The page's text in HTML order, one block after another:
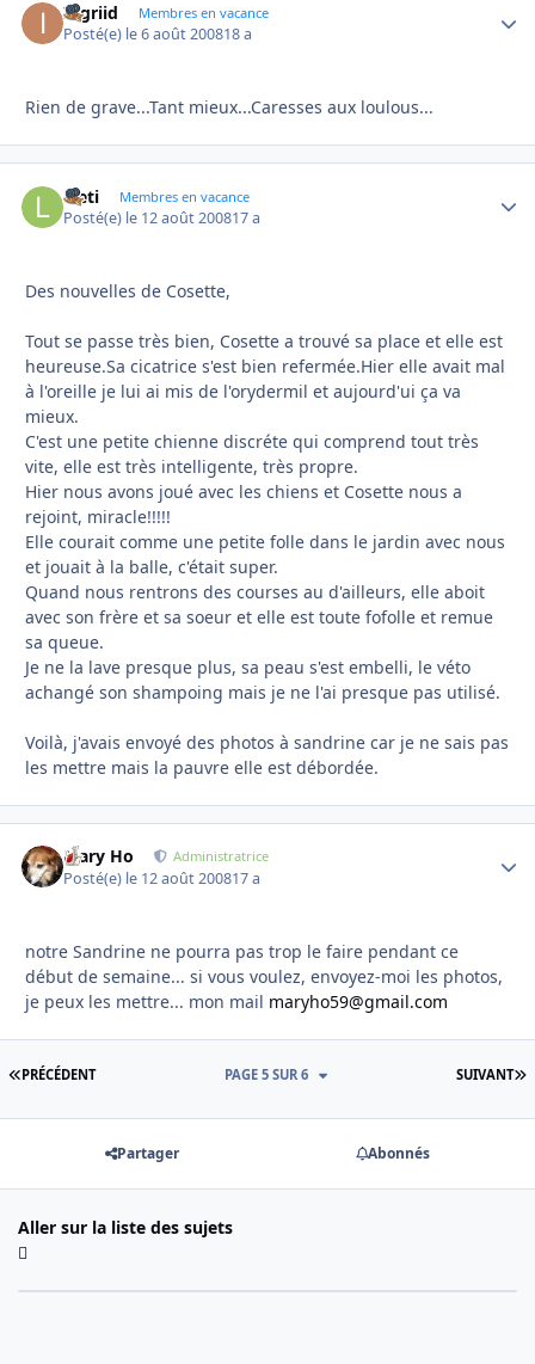
Ingriid Membres en vacance
Posté(e) le 6 août 200818 a
Rien de grave...Tant mieux...Caresses aux loulous...
laeti Membres en vacance
Posté(e) le 12 août 200817 a
Des nouvelles de Cosette,
Tout se passe très bien, Cosette a trouvé sa place et elle est
heureuse.Sa cicatrice s'est bien refermée.Hier elle avait mal
à l'oreille je lui ai mis de l'orydermil et aujourd'ui ça va
mieux.
C'est une petite chienne discréte qui comprend tout très
vite, elle est très intelligente, très propre.
Hier nous avons joué avec les chiens et Cosette nous a
rejoint, miracle!!!!!
Elle courait comme une petite folle dans le jardin avec nous
et jouait à la balle, c'était super.
Quand nous rentrons des courses au d'ailleurs, elle aboit
avec son frère et sa soeur et elle est toute fofolle et remue
sa queue.
Je ne la lave presque plus, sa peau s'est embelli, le véto
achangé son shampoing mais je ne l'ai presque pas utilisé.
Voilà, j'avais envoyé des photos à sandrine car je ne sais pas
les mettre mais la pauvre elle est débordée.
Mary Ho Administratrice
Posté(e) le 12 août 200817 a
notre Sandrine ne pourra pas trop le faire pendant ce
début de semaine... si vous voulez, envoyez-moi les photos,
je peux les mettre... mon mail maryho59@gmail.com
PREMIÈRE PAGE
PRÉCÉDENT SUIVANT
PAGE 5 SUR 6
Partager Abonnés
Aller sur la liste des sujets